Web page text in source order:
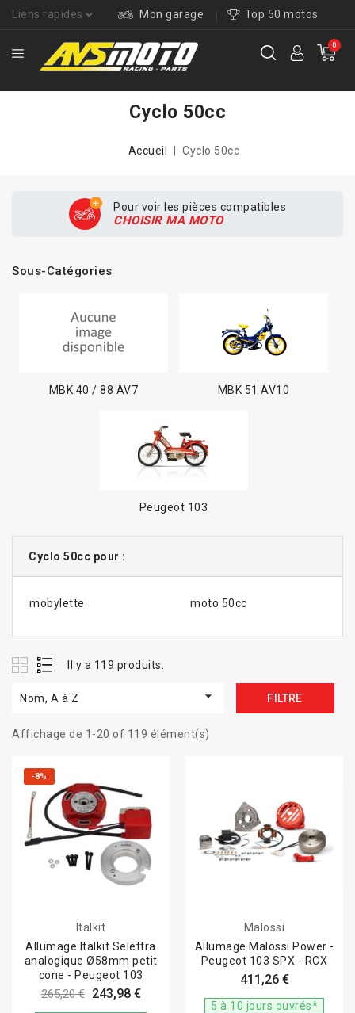
Liens rapides Mon garage Top 50 motos
0
Cyclo 50cc
Accueil Cyclo 50cc
Pour voir les pièces compatibles
CHOISIR MA MOTO
Sous-Catégories
MBK 40 / 88 AV7 MBK 51 AV10
Peugeot 103
Cyclo 50cc pour :
mobylette moto 50cc
Il y a 119 produits.
Nom, A à Z  FILTRE
Affichage de 1-20 of 119 élément(s)
-8%
Italkit
Allumage Italkit Selettra
analogique Ø58mm petit
cone - Peugeot 103
265,20 € 243,98 €
Malossi
Allumage Malossi Power -
Peugeot 103 SPX - RCX
411,26 €
5 à 10 jours ouvrés*